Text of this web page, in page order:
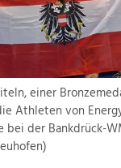
einer
Athleten von
bei der Bankdrück-